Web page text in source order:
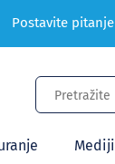
Postavite pitanje
Mediji